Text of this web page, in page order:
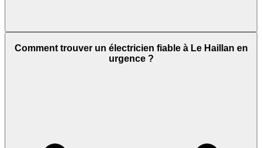
Comment trouver un électricien fiable à Le Haillan en
urgence ?